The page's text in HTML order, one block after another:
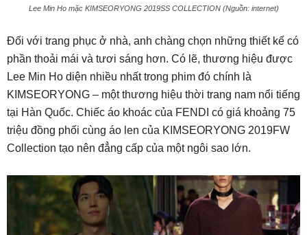
Lee Min Ho mặc KIMSEORYONG 2019SS COLLECTION (Nguồn: internet)
Đối với trang phục ở nhà, anh chàng chọn những thiết kế có
phần thoải mái và tươi sáng hơn. Có lẽ, thương hiệu được
Lee Min Ho diện nhiều nhất trong phim đó chính là
KIMSEORYONG – một thương hiệu thời trang nam nổi tiếng
tại Hàn Quốc. Chiếc áo khoác của FENDI có giá khoảng 75
triệu đồng phối cùng áo len của KIMSEORYONG 2019FW
Collection tạo nên đẳng cấp của một ngôi sao lớn.